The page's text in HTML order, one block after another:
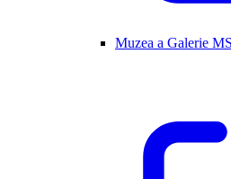
Muzea a Galerie